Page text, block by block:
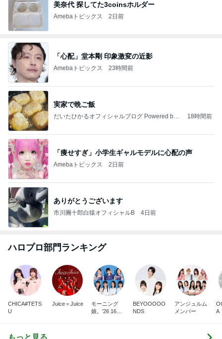
美奈代 探してた3coinsホルダー
Amebaトピックス 2日前
「心配」堂本剛 印象激変の近影
Amebaトピックス 23時間前
実家で晩ご飯
だいたひかるオフィシャルブログ Powered by
18時間前
「痩せすぎ」小学生ギャルモデルに心配の声
Amebaトピックス 2日前
ありがとうございます
市川團十郎白猿オフィシャルB 4日前
ハロプロ部門ランキング
CHICA#TETS
U
Juice＝Juice
モーニング
娘。’26 16期1
BEYOOOOO
NDS
アンジュルム
メンバー
A
もっと見る